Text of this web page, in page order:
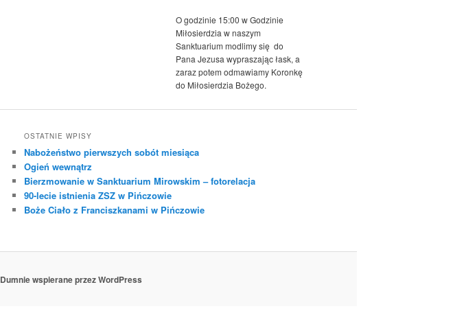
O godzinie 15:00 w Godzinie
Miłosierdzia w naszym
Sanktuarium modlimy się do
Pana Jezusa wypraszając łask, a
zaraz potem odmawiamy Koronkę
do Miłosierdzia Bożego.
OSTATNIE WPISY
Nabożeństwo pierwszych sobót miesiąca
Ogień wewnątrz
Bierzmowanie w Sanktuarium Mirowskim – fotorelacja
90-lecie istnienia ZSZ w Pińczowie
Boże Ciało z Franciszkanami w Pińczowie
Dumnie wspierane przez WordPress